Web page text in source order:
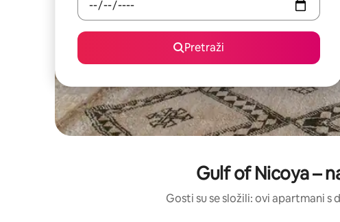
Pretraži
Gulf of Nicoya –
Gosti su se složili: ovi apartmani